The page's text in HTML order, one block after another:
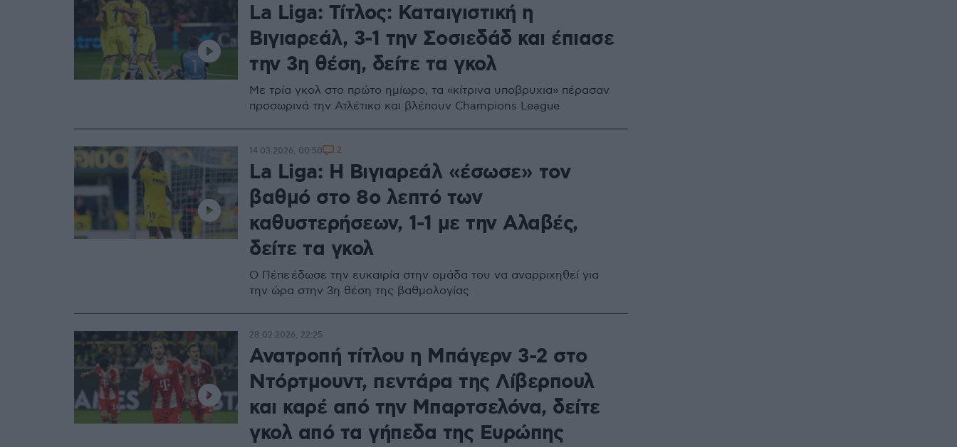
La Liga: Τίτλος: Καταιγιστική η
Βιγιαρεάλ, 3-1 την Σοσιεδάδ και έπιασε
την 3η θέση, δείτε τα γκολ
Με τρία γκολ στο πρώτο ημίωρο, τα «κίτρινα υποβρυχια» πέρασαν
προσωρινά την Ατλέτικο και βλέπουν Champions League
La Liga: Η Βιγιαρεάλ «έσωσε» τον
βαθμό στο 8ο λεπτό των
καθυστερήσεων, 1-1 με την Αλαβές,
δείτε τα γκολ
Ο Πέπε έδωσε την ευκαιρία στην ομάδα του να αναρριχηθεί για
την ώρα στην 3η θέση της βαθμολογίας
14.03.2026, 00:50 2
Ανατροπή τίτλου η Μπάγερν 3-2 στο
Ντόρτμουντ, πεντάρα της Λίβερπουλ
και καρέ από την Μπαρτσελόνα, δείτε
γκολ από τα γήπεδα της Ευρώπης
28.02.2026, 22:25